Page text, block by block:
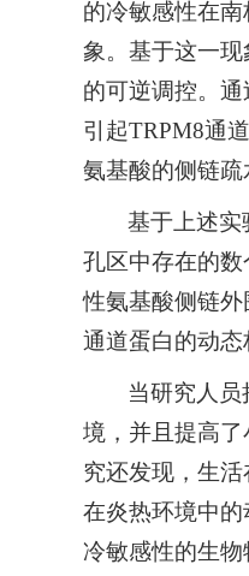
的冷敏感性在
象。基于这一
的可逆调控。
引起TRPM8通
氨基酸的侧链疏
基于上述实
孔区中存在的
性氨基酸侧链
通道蛋白的动态
当研究人
境，并且提高
究还发现，生
在炎热环境中
冷敏感性的生